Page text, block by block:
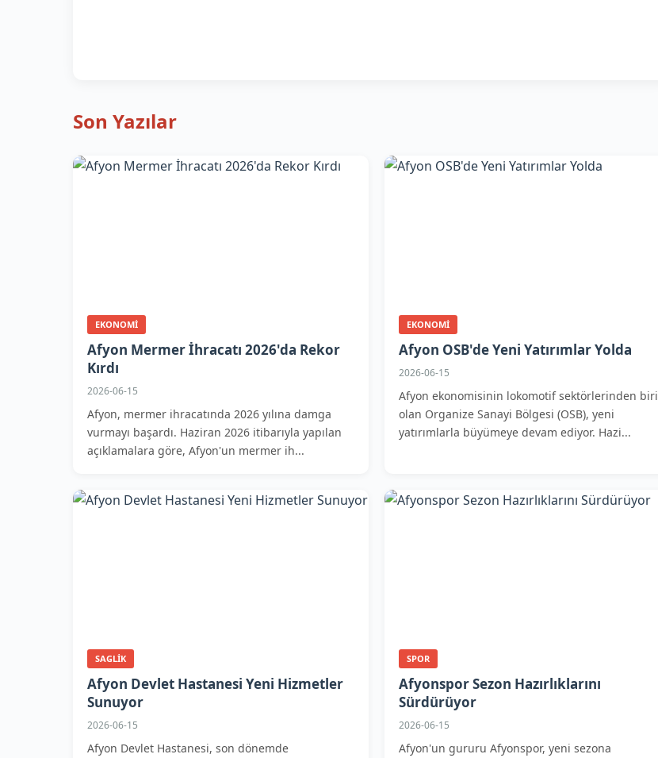
Son Yazılar
EKONOMI
Afyon Mermer İhracatı 2026'da Rekor
Kırdı
2026-06-15
Afyon, mermer ihracatında 2026 yılına damga
vurmayı başardı. Haziran 2026 itibarıyla yapılan
açıklamalara göre, Afyon'un mermer ih...
EKONOMI
Afyon OSB'de Yeni Yatırımlar Yolda
2026-06-15
Afyon ekonomisinin lokomotif sektörlerinden biri
olan Organize Sanayi Bölgesi (OSB), yeni
yatırımlarla büyümeye devam ediyor. Hazi...
SAGLIK
Afyon Devlet Hastanesi Yeni Hizmetler
Sunuyor
2026-06-15
Afyon Devlet Hastanesi, son dönemde
SPOR
Afyonspor Sezon Hazırlıklarını
Sürdürüyor
2026-06-15
Afyon'un gururu Afyonspor, yeni sezona